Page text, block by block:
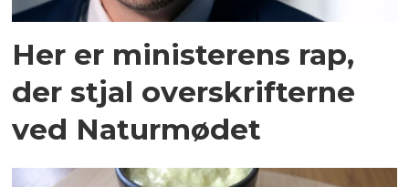
Her er ministerens rap,
der stjal overskrifterne
ved Naturmødet